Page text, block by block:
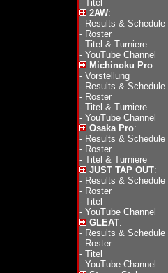
- Titel
2AW:
- Results & Schedule
- Roster
- Titel & Turniere
- YouTube Channel
Michinoku Pro:
- Vorstellung
- Results & Schedule
- Roster
- Titel & Turniere
- YouTube Channel
Osaka Pro:
- Results & Schedule
- Roster
- Titel & Turniere
JUST TAP OUT:
- Results & Schedule
- Roster
- Titel
- YouTube Channel
GLEAT:
- Results & Schedule
- Roster
- Titel
- YouTube Channel